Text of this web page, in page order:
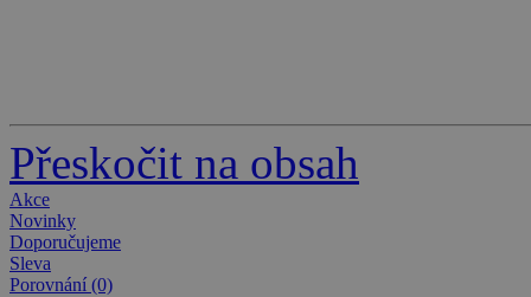
Přeskočit na obsah
Akce
Novinky
Doporučujeme
Sleva
Porovnání (0)